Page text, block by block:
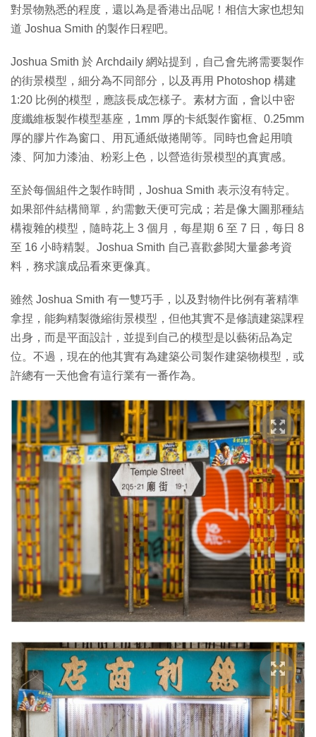
對景物熟悉的程度，還以為是香港出品呢！相信大家也想知
道 Joshua Smith 的製作日程吧。
Joshua Smith 於 Archdaily 網站提到，自己會先將需要製作
的街景模型，細分為不同部分，以及再用 Photoshop 構建
1:20 比例的模型，應該長成怎樣子。素材方面，會以中密
度纖維板製作模型基座，1mm 厚的卡紙製作窗框、0.25mm
厚的膠片作為窗口、用瓦通紙做捲閘等。同時也會起用噴
漆、阿加力漆油、粉彩上色，以營造街景模型的真實感。
至於每個組件之製作時間，Joshua Smith 表示沒有特定。
如果部件結構簡單，約需數天便可完成；若是像大圖那種結
構複雜的模型，隨時花上 3 個月，每星期 6 至 7 日，每日 8
至 16 小時精製。Joshua Smith 自己喜歡參閱大量參考資
料，務求讓成品看來更像真。
雖然 Joshua Smith 有一雙巧手，以及對物件比例有著精準
拿捏，能夠精製微縮街景模型，但他其實不是修讀建築課程
出身，而是平面設計，並提到自己的模型是以藝術品為定
位。不過，現在的他其實有為建築公司製作建築物模型，或
許總有一天他會有這行業有一番作為。